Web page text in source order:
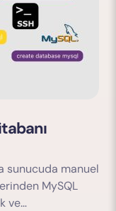
sunucuda manuel
MySQL
ve…